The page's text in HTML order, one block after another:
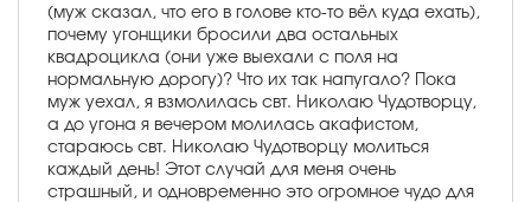
(муж сказал, что его в голове кто-то вёл куда ехать),
почему угонщики бросили два остальных
квадроцикла (они уже выехали с поля на
нормальную дорогу)? Что их так напугало? Пока
муж уехал, я взмолилась свт. Николаю Чудотворцу,
а до угона я вечером молилась акафистом,
стараюсь свт. Николаю Чудотворцу молиться
каждый день! Этот случай для меня очень
страшный, и одновременно это огромное чудо для